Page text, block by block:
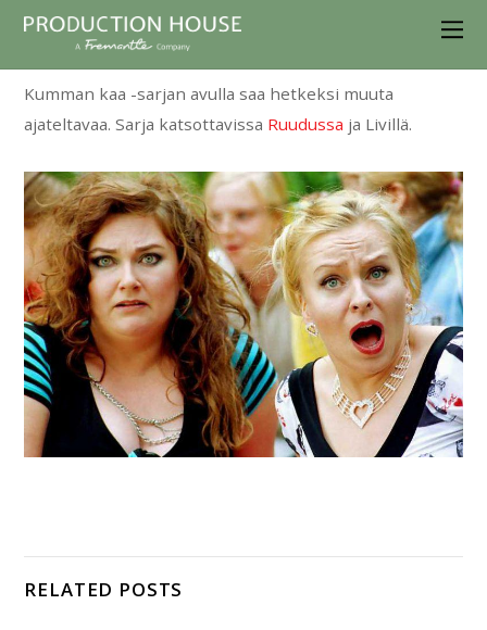
Kumman kaa -sarjan avulla saa hetkeksi muuta
ajateltavaa. Sarja katsottavissa Ruudussa ja Livillä.
RELATED POSTS